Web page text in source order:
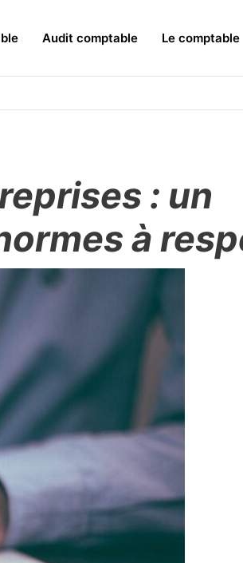
Audit comptable Le comptable
: un
à